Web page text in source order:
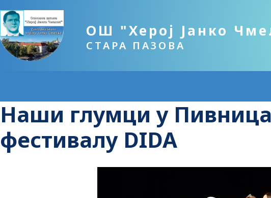
ОШ "Херој Јанко
СТАРА ПАЗОВА
Наши глумци у
фестивалу DIDA